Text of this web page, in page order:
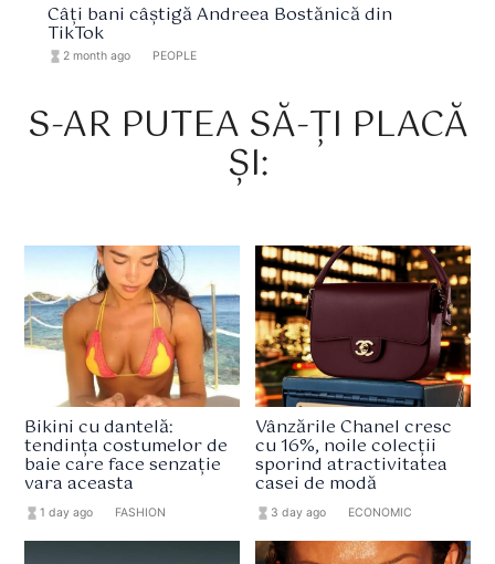
Câți bani câștigă Andreea Bostănică din
TikTok
hourglass_full 2 month ago PEOPLE
S-AR PUTEA SĂ-ȚI PLACĂ
ȘI:
Bikini cu dantelă:
tendința costumelor de
baie care face senzație
vara aceasta
hourglass_full1 day ago FASHION
Vânzările Chanel cresc
cu 16%, noile colecții
sporind atractivitatea
casei de modă
hourglass_full 3 day ago ECONOMIC